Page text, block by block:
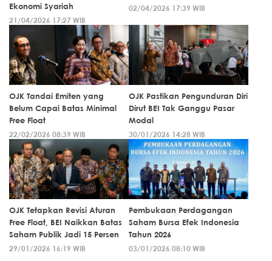
Ekonomi Syariah
21/04/2026 17:27 WIB
02/04/2026 17:39 WIB
OJK Tandai Emiten yang
Belum Capai Batas Minimal
Free Float
22/02/2026 08:39 WIB
OJK Pastikan Pengunduran Diri
Dirut BEI Tak Ganggu Pasar
Modal
30/01/2026 14:28 WIB
OJK Tetapkan Revisi Aturan
Free Float, BEI Naikkan Batas
Saham Publik Jadi 15 Persen
29/01/2026 16:19 WIB
Pembukaan Perdagangan
Saham Bursa Efek Indonesia
Tahun 2026
03/01/2026 08:10 WIB